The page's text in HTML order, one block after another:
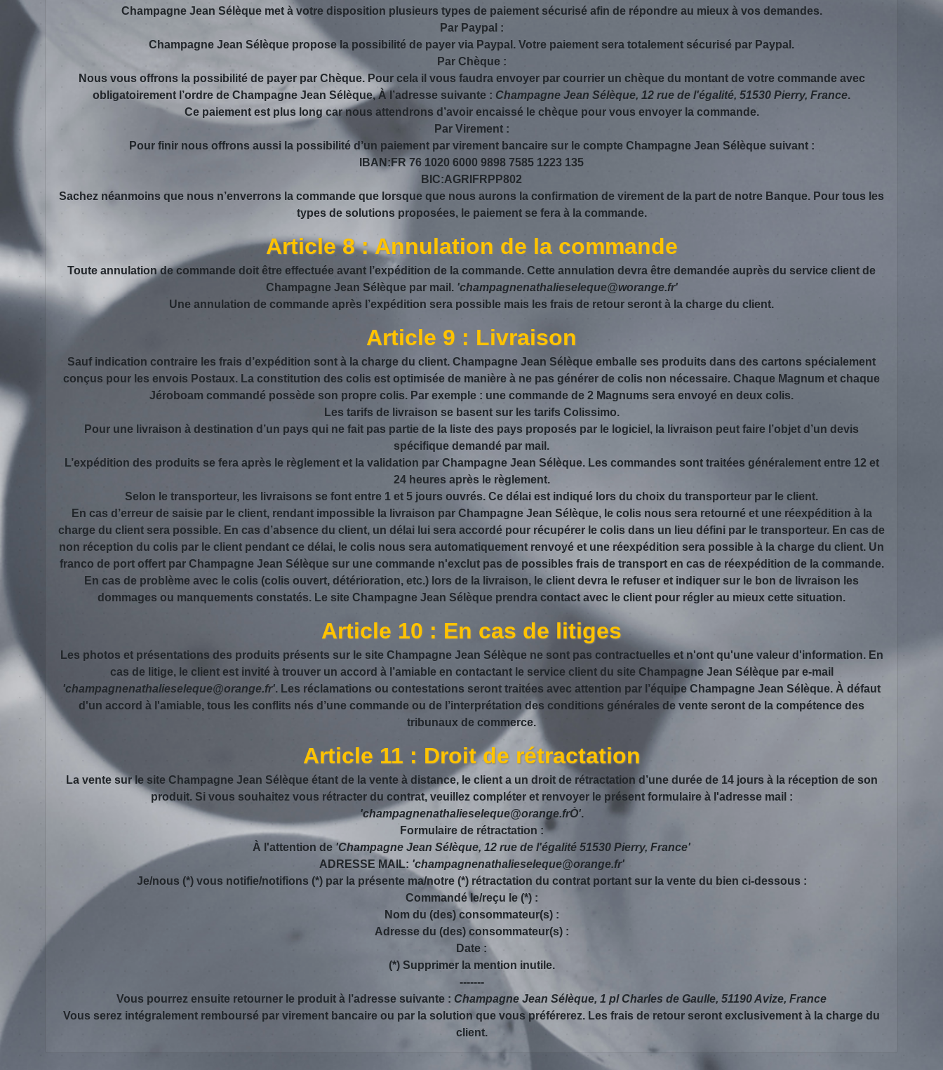
Champagne Jean Sélèque met à votre disposition plusieurs types de paiement sécurisé afin de répondre au mieux à vos demandes.
Par Paypal :
Champagne Jean Sélèque propose la possibilité de payer via Paypal. Votre paiement sera totalement sécurisé par Paypal.
Par Chèque :
Nous vous offrons la possibilité de payer par Chèque. Pour cela il vous faudra envoyer par courrier un chèque du montant de votre commande avec
obligatoirement l’ordre de Champagne Jean Sélèque, À l’adresse suivante : Champagne Jean Sélèque, 12 rue de l'égalité, 51530 Pierry, France.
Ce paiement est plus long car nous attendrons d’avoir encaissé le chèque pour vous envoyer la commande.
Par Virement :
Pour finir nous offrons aussi la possibilité d’un paiement par virement bancaire sur le compte Champagne Jean Sélèque suivant :
IBAN:FR 76 1020 6000 9898 7585 1223 135
BIC:AGRIFRPP802
Sachez néanmoins que nous n’enverrons la commande que lorsque que nous aurons la confirmation de virement de la part de notre Banque. Pour tous les
types de solutions proposées, le paiement se fera à la commande.
Article 8 : Annulation de la commande
Toute annulation de commande doit être effectuée avant l’expédition de la commande. Cette annulation devra être demandée auprès du service client de
Champagne Jean Sélèque par mail. 'champagnenathalieseleque@worange.fr'
Une annulation de commande après l’expédition sera possible mais les frais de retour seront à la charge du client.
Article 9 : Livraison
Sauf indication contraire les frais d’expédition sont à la charge du client. Champagne Jean Sélèque emballe ses produits dans des cartons spécialement
conçus pour les envois Postaux. La constitution des colis est optimisée de manière à ne pas générer de colis non nécessaire. Chaque Magnum et chaque
Jéroboam commandé possède son propre colis. Par exemple : une commande de 2 Magnums sera envoyé en deux colis.
Les tarifs de livraison se basent sur les tarifs Colissimo.
Pour une livraison à destination d’un pays qui ne fait pas partie de la liste des pays proposés par le logiciel, la livraison peut faire l’objet d’un devis
spécifique demandé par mail.
L’expédition des produits se fera après le règlement et la validation par Champagne Jean Sélèque. Les commandes sont traitées généralement entre 12 et
24 heures après le règlement.
Selon le transporteur, les livraisons se font entre 1 et 5 jours ouvrés. Ce délai est indiqué lors du choix du transporteur par le client.
En cas d’erreur de saisie par le client, rendant impossible la livraison par Champagne Jean Sélèque, le colis nous sera retourné et une réexpédition à la
charge du client sera possible. En cas d’absence du client, un délai lui sera accordé pour récupérer le colis dans un lieu défini par le transporteur. En cas de
non réception du colis par le client pendant ce délai, le colis nous sera automatiquement renvoyé et une réexpédition sera possible à la charge du client. Un
franco de port offert par Champagne Jean Sélèque sur une commande n'exclut pas de possibles frais de transport en cas de réexpédition de la commande.
En cas de problème avec le colis (colis ouvert, détérioration, etc.) lors de la livraison, le client devra le refuser et indiquer sur le bon de livraison les
dommages ou manquements constatés. Le site Champagne Jean Sélèque prendra contact avec le client pour régler au mieux cette situation.
Article 10 : En cas de litiges
Les photos et présentations des produits présents sur le site Champagne Jean Sélèque ne sont pas contractuelles et n'ont qu'une valeur d'information. En
cas de litige, le client est invité à trouver un accord à l’amiable en contactant le service client du site Champagne Jean Sélèque par e-mail
'champagnenathalieseleque@orange.fr'. Les réclamations ou contestations seront traitées avec attention par l’équipe Champagne Jean Sélèque. À défaut
d'un accord à l'amiable, tous les conflits nés d’une commande ou de l’interprétation des conditions générales de vente seront de la compétence des
tribunaux de commerce.
Article 11 : Droit de rétractation
La vente sur le site Champagne Jean Sélèque étant de la vente à distance, le client a un droit de rétractation d’une durée de 14 jours à la réception de son
produit. Si vous souhaitez vous rétracter du contrat, veuillez compléter et renvoyer le présent formulaire à l'adresse mail :
'champagnenathalieseleque@orange.frÒ'.
Formulaire de rétractation :
À l'attention de 'Champagne Jean Sélèque, 12 rue de l'égalité 51530 Pierry, France'
ADRESSE MAIL: 'champagnenathalieseleque@orange.fr'
Je/nous (*) vous notifie/notifions (*) par la présente ma/notre (*) rétractation du contrat portant sur la vente du bien ci-dessous :
Commandé le/reçu le (*) :
Nom du (des) consommateur(s) :
Adresse du (des) consommateur(s) :
Date :
(*) Supprimer la mention inutile.
-------
Vous pourrez ensuite retourner le produit à l’adresse suivante : Champagne Jean Sélèque, 1 pl Charles de Gaulle, 51190 Avize, France
Vous serez intégralement remboursé par virement bancaire ou par la solution que vous préférerez. Les frais de retour seront exclusivement à la charge du
client.